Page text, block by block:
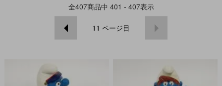
全407商品中 401 - 407表示
11 ページ目